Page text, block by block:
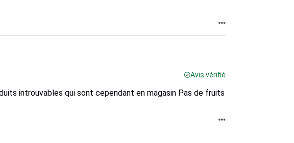
Avis vérifié
introuvables qui sont cependant en magasin Pas de fruits